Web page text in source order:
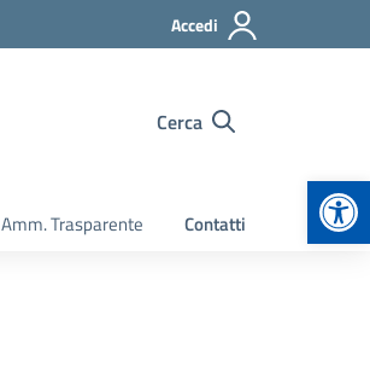
Accedi
Cerca
Amm. Trasparente Contatti